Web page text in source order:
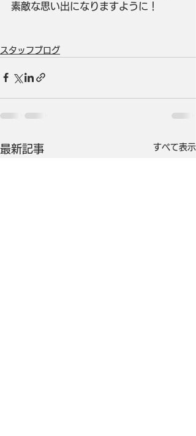
素敵な思い出になりますように！
スタッフブログ
最新記事 すべて表示